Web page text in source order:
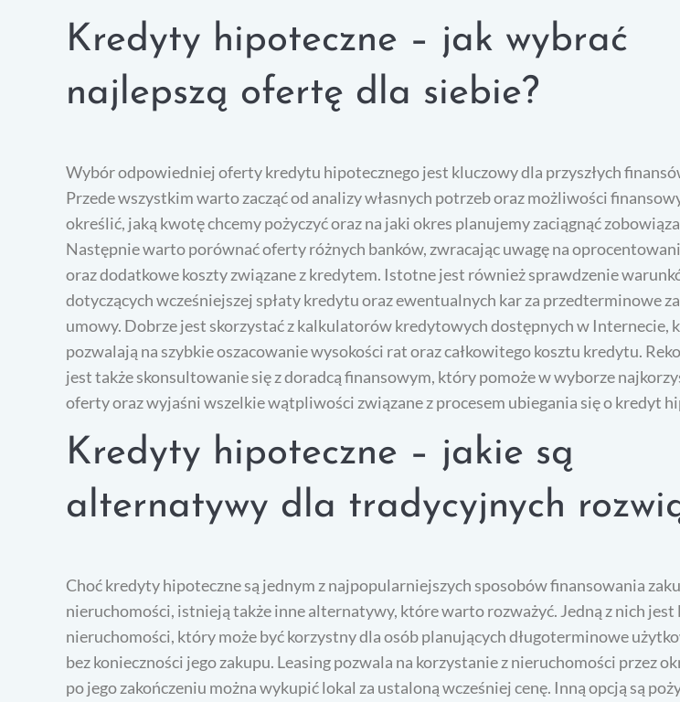
Kredyty hipoteczne – jak wybrać
najlepszą ofertę dla siebie?
Wybór odpowiedniej oferty kredytu hipotecznego jest kluczowy dla przyszłych
Przede wszystkim warto zacząć od analizy własnych potrzeb oraz możliwości
określić, jaką kwotę chcemy pożyczyć oraz na jaki okres planujemy zaciągnąć
Następnie warto porównać oferty różnych banków, zwracając uwagę na
oraz dodatkowe koszty związane z kredytem. Istotne jest również sprawdzenie
dotyczących wcześniejszej spłaty kredytu oraz ewentualnych kar za przedterminowe
umowy. Dobrze jest skorzystać z kalkulatorów kredytowych dostępnych w Internecie,
pozwalają na szybkie oszacowanie wysokości rat oraz całkowitego kosztu kredytu.
jest także skonsultowanie się z doradcą finansowym, który pomoże w wyborze
oferty oraz wyjaśni wszelkie wątpliwości związane z procesem ubiegania się o kredyt
Kredyty hipoteczne – jakie są
alternatywy dla tradycyjnych
Choć kredyty hipoteczne są jednym z najpopularniejszych sposobów finansowania
nieruchomości, istnieją także inne alternatywy, które warto rozważyć. Jedną z nich jest
nieruchomości, który może być korzystny dla osób planujących długoterminowe
bez konieczności jego zakupu. Leasing pozwala na korzystanie z nieruchomości przez
po jego zakończeniu można wykupić lokal za ustaloną wcześniej cenę. Inną opcją są